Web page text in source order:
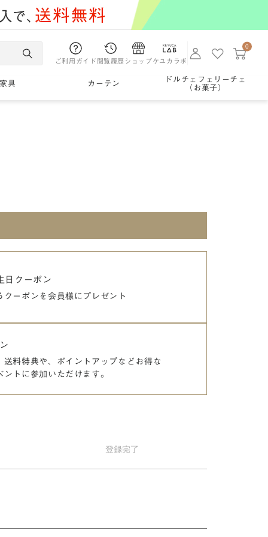
ご利用ガイド 閲覧履歴 ショップケユカラボ
0
家具 カーテン
ドルチェフェリーチェ
（お菓子）
日クーポン
クーポンを 会員様にプレゼント
料特典や、
ポイントアップなどお得な
ントに参加いただけます。
登録完了